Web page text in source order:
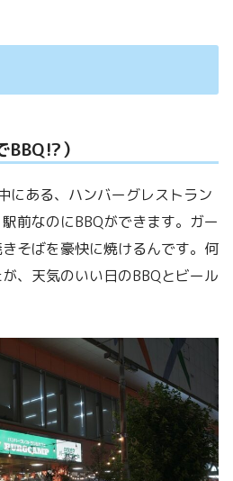
BBQ⁉）
にある、ハンバーグレストラン
前なのにBBQができます。ガー
そばを豪快に焼けるんです。何
、天気のいい日のBBQとビール